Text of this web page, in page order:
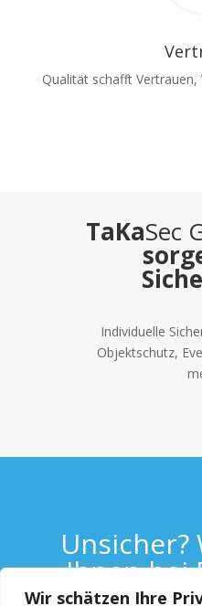
Wir schätzen Ihre
Qualität schafft
TaKaSec
Individuelle
Objektschutz,
Ihnen bei